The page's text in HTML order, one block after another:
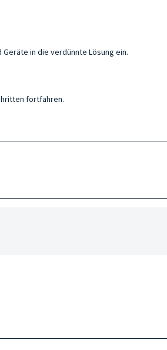
in die verdünnte Lösung ein.
fortfahren.